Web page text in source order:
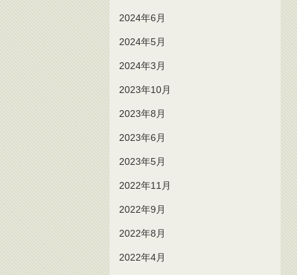
2024年6月
2024年5月
2024年3月
2023年10月
2023年8月
2023年6月
2023年5月
2022年11月
2022年9月
2022年8月
2022年4月